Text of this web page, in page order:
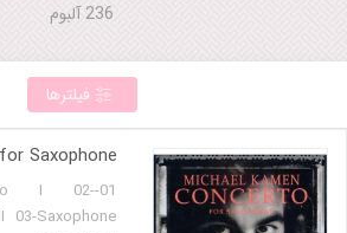
236 آلبوم
فیلترها
for Saxophone
I 02-
03-Saxophone